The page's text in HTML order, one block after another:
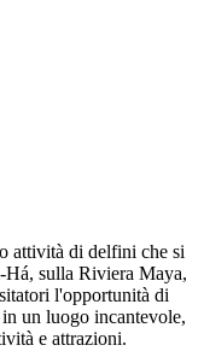
attività di delfini che si
sulla Riviera Maya,
l'opportunità di
un luogo incantevole,
e attrazioni.